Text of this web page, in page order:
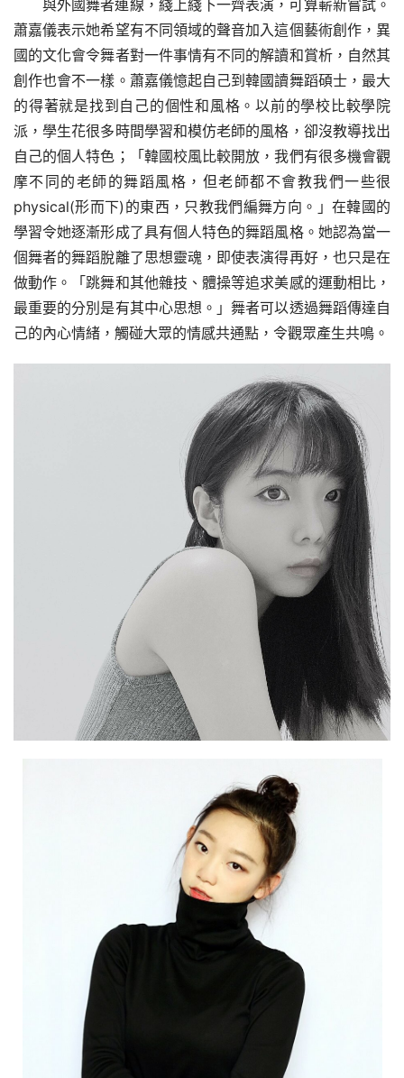
與外國舞者連線，綫上綫下一齊表演，可算嶄新嘗試。
蕭嘉儀表示她希望有不同領域的聲音加入這個藝術創作，異
國的文化會令舞者對一件事情有不同的解讀和賞析，自然其
創作也會不一樣。蕭嘉儀憶起自己到韓國讀舞蹈碩士，最大
的得著就是找到自己的個性和風格。以前的學校比較學院
派，學生花很多時間學習和模仿老師的風格，卻沒教導找出
自己的個人特色；「韓國校風比較開放，我們有很多機會觀
摩不同的老師的舞蹈風格，但老師都不會教我們一些很
physical(形而下)的東西，只教我們編舞方向。」在韓國的
學習令她逐漸形成了具有個人特色的舞蹈風格。她認為當一
個舞者的舞蹈脫離了思想靈魂，即使表演得再好，也只是在
做動作。「跳舞和其他雜技、體操等追求美感的運動相比，
最重要的分別是有其中心思想。」舞者可以透過舞蹈傳達自
己的內心情緒，觸碰大眾的情感共通點，令觀眾產生共鳴。